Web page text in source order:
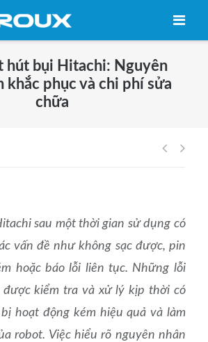
hút bụi Hitachi: Nguyên
khắc phục và chi phí sửa
chữa
Điều
sau một thời gian sử dụng có
vấn đề như không sạc được, pin
hoặc báo lỗi liên tục. Những lỗi
được kiểm tra và xử lý kịp thời có
hoạt động kém hiệu quả và làm
robot. Việc hiểu rõ nguyên nhân